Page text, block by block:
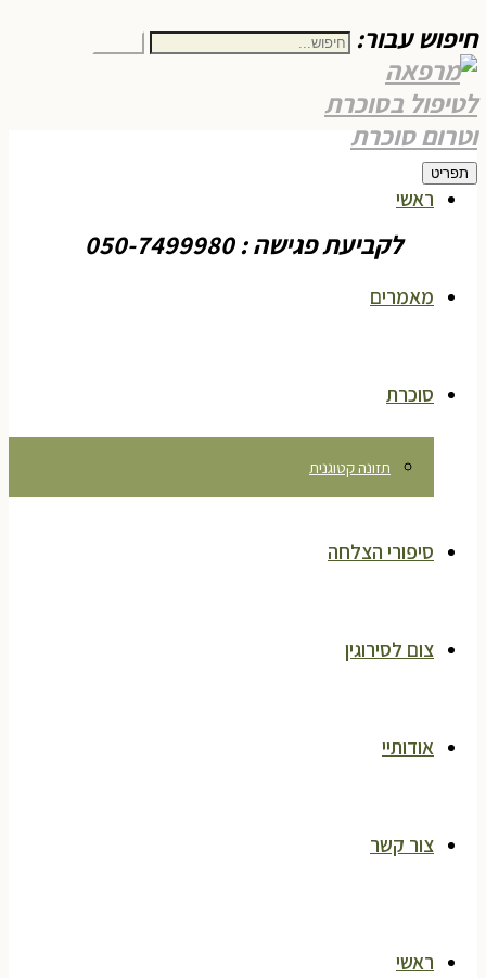
חיפוש עבור:
תפריט
לקביעת פגישה : 050-7499980
ראשי
מאמרים
סוכרת
תזונה קטוגנית
סיפורי הצלחה
צום לסירוגין
אודותיי
צור קשר
ראשי